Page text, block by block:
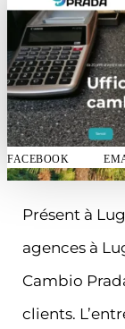
FACEBOOK
Présent à
agences à
Cambio
clients.